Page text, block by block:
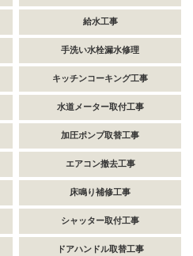
給水工事
手洗い水栓漏水修理
キッチンコーキング工事
水道メーター取付工事
加圧ポンプ取替工事
エアコン撤去工事
床鳴り補修工事
シャッター取付工事
ドアハンドル取替工事